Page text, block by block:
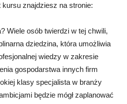
znajdziesz na stronie:
Wiele osób twierdzi w tej chwili,
dziedzina, która umożliwia
wiedzy w zakresie
gospodarstwa innych firm
klasy specjalista w branży
będzie mógł zaplanować